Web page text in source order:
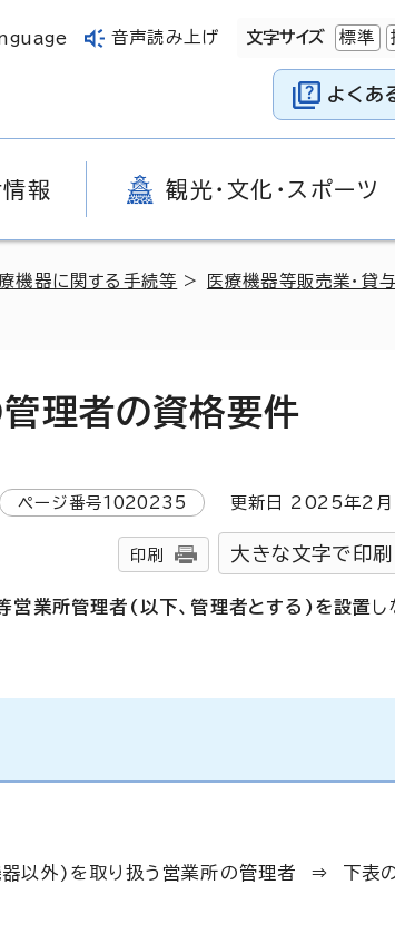
音声読み上げ 文字サイズ 標準
よくあ
報 観光・文化・スポーツ
療機器に関する手続等 > 医療機器等販売業・貸
理者の資格要件
ページ番号1020235 更新日 2025年2月
印刷 大きな文字で印刷
営業所管理者(以下、管理者とする)を設置 し
器以外)を取り扱う営業所の管理者 ⇒ 下表